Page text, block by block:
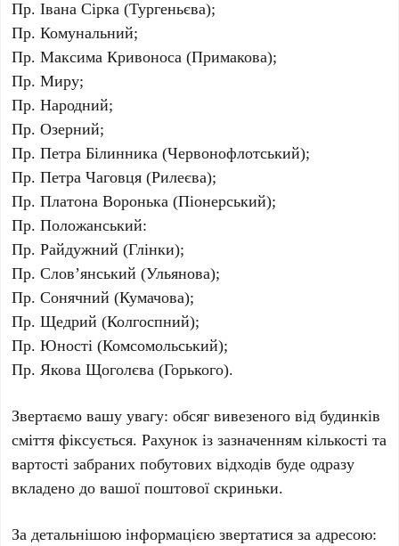
Пр. Івана Сірка (Тургеньєва);
Пр. Комунальний;
Пр. Максима Кривоноса (Примакова);
Пр. Миру;
Пр. Народний;
Пр. Озерний;
Пр. Петра Білинника (Червонофлотський);
Пр. Петра Чаговця (Рилеєва);
Пр. Платона Воронька (Піонерський);
Пр. Положанський:
Пр. Райдужний (Глінки);
Пр. Слов’янський (Ульянова);
Пр. Сонячний (Кумачова);
Пр. Щедрий (Колгоспний);
Пр. Юності (Комсомольський);
Пр. Якова Щоголєва (Горького).
Звертаємо вашу увагу: обсяг вивезеного від будинків
сміття фіксується. Рахунок із зазначенням кількості та
вартості забраних побутових відходів буде одразу
вкладено до вашої поштової скриньки.
За детальнішою інформацією звертатися за адресою: